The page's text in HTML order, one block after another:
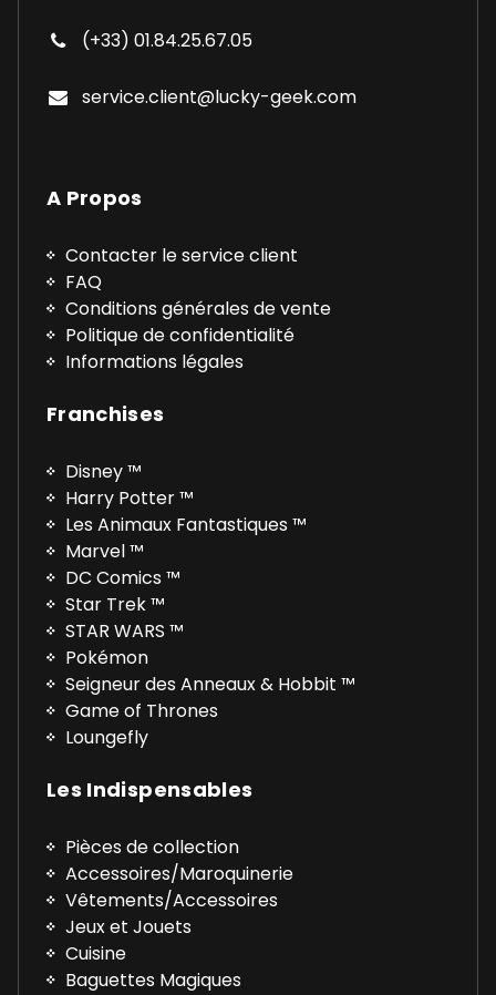
(+33) 01.84.25.67.05
service.client@lucky-geek.com
A Propos
Contacter le service client
FAQ
Conditions générales de vente
Politique de confidentialité
Informations légales
Franchises
Disney ™
Harry Potter ™
Les Animaux Fantastiques ™
Marvel ™
DC Comics ™
Star Trek ™
STAR WARS ™
Pokémon
Seigneur des Anneaux & Hobbit ™
Game of Thrones
Loungefly
Les Indispensables
Pièces de collection
Accessoires/Maroquinerie
Vêtements/Accessoires
Jeux et Jouets
Cuisine
Baguettes Magiques